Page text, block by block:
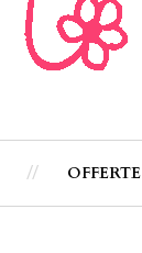
OFFERTE